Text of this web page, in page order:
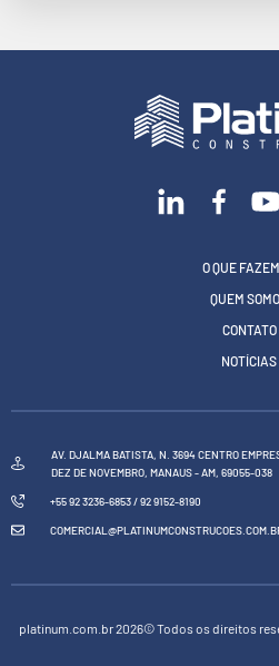
O QUE
QUEM
CONTATO
NOTÍCIAS
AV. DJALMA BATISTA, N. 3694 CENTRO
DEZ DE NOVEMBRO, MANAUS - AM, 69055-038
+55 92 3236-6853 / 92 9152-8190
platinum.com.br 2026© Todos os direitos